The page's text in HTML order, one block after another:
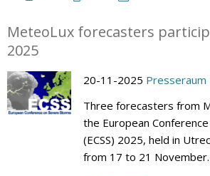
MeteoLux forecasters
2025
20-11-2025 Presseraum
Three forecasters from
the European
(ECSS) 2025, held in
from 17 to 21 November.